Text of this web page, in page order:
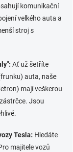
komunikační
velkého auta a
stroj s
Ať už šetříte
auta, naše
mají veškerou
Jsou
Tesla: Hledáte
majitele vozů